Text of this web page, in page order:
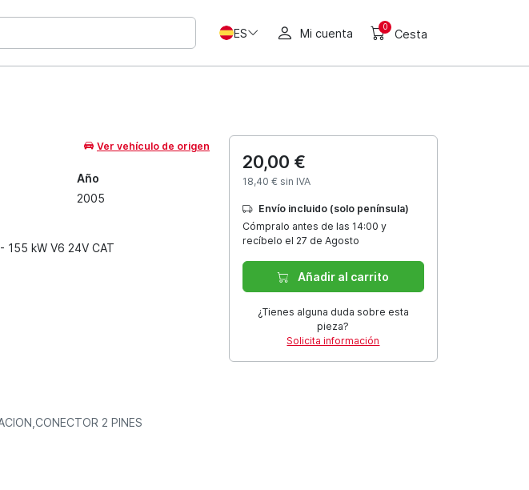
ES Mi cuenta 0
Cesta
Ver vehículo de origen
Año
2005
155 kW V6 24V CAT
2 PINES
20,00 €
18,40 € sin IVA
Envío incluido (solo península)
Cómpralo antes de las 14:00 y
recíbelo el 27 de Agosto
Añadir al carrito
¿Tienes alguna duda sobre esta
pieza?
Solicita información